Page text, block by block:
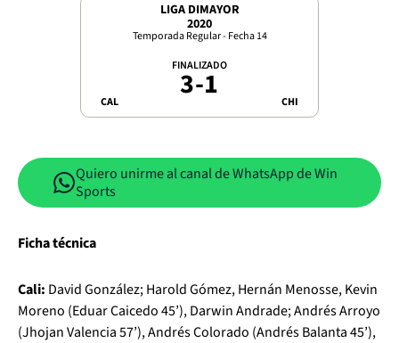
LIGA DIMAYOR
2020
Temporada Regular - Fecha 14
CAL
FINALIZADO
3-1 CHI
Quiero unirme al canal de WhatsApp de Win
Sports
Ficha técnica
Cali: David González; Harold Gómez, Hernán Menosse, Kevin
Moreno (Eduar Caicedo 45’), Darwin Andrade; Andrés Arroyo
(Jhojan Valencia 57’), Andrés Colorado (Andrés Balanta 45’),